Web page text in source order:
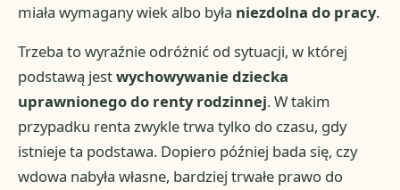
miała wymagany wiek albo była niezdolna do pracy.
Trzeba to wyraźnie odróżnić od sytuacji, w której
podstawą jestwychowywanie dziecka
uprawnionego do renty rodzinnej. W takim
przypadku renta zwykle trwa tylko do czasu, gdy
istnieje ta podstawa. Dopiero później bada się, czy
wdowa nabyła własne, bardziej trwałe prawo do